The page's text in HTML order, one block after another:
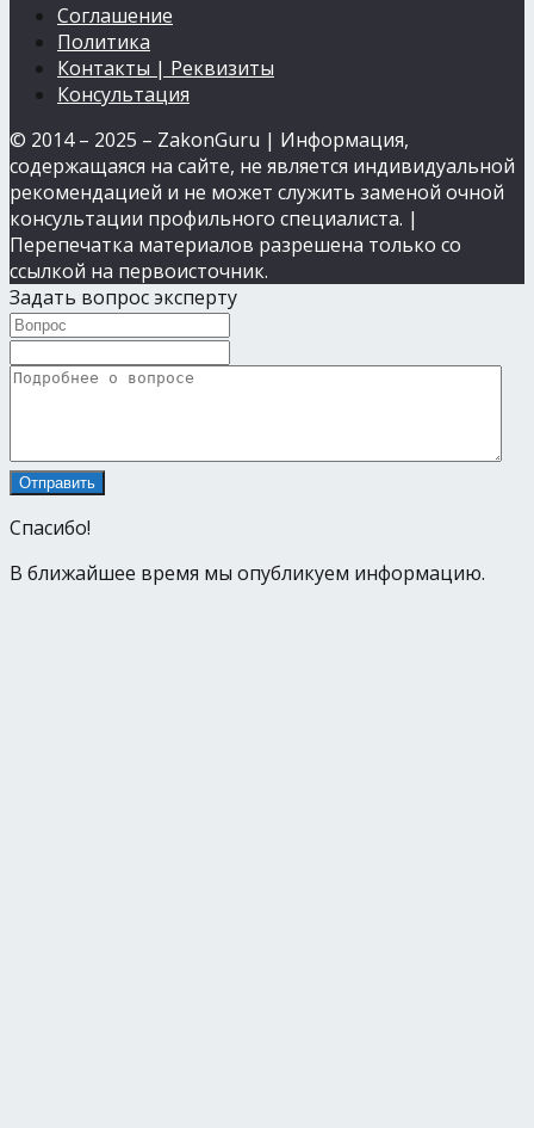
Соглашение
Политика
Контакты | Реквизиты
Консультация
© 2014 – 2025 – ZakonGuru | Информация,
содержащаяся на сайте, не является индивидуальной
рекомендацией и не может служить заменой очной
консультации профильного специалиста. |
Перепечатка материалов разрешена только со
ссылкой на первоисточник.
Задать вопрос эксперту
Спасибо!
В ближайшее время мы опубликуем информацию.